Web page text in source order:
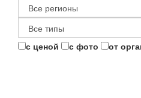
с ценой с фото от